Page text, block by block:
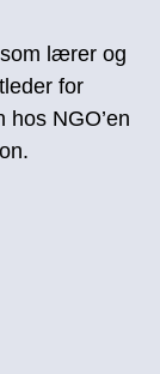
lærer og
for
NGO’en